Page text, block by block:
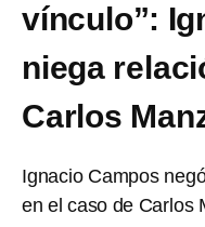
vínculo”:
niega
Carlos
Ignacio Campos
en el caso de Carlos